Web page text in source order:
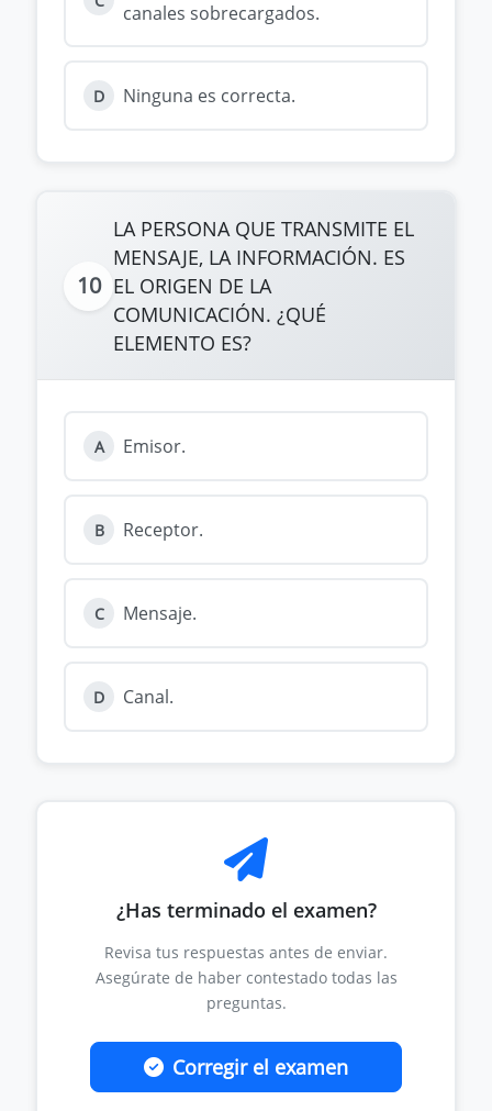
canales sobrecargados.
D Ninguna es correcta.
10
LA PERSONA QUE TRANSMITE EL
MENSAJE, LA INFORMACIÓN. ES
EL ORIGEN DE LA
COMUNICACIÓN. ¿QUÉ
ELEMENTO ES?
A Emisor.
B Receptor.
C Mensaje.
D Canal.
¿Has terminado el examen?
Revisa tus respuestas antes de enviar.
Asegúrate de haber contestado todas las
preguntas.
Corregir el examen